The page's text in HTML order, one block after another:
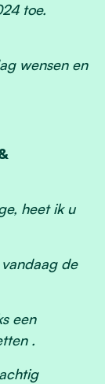
toe.
wensen en
heet ik u
de
een
.